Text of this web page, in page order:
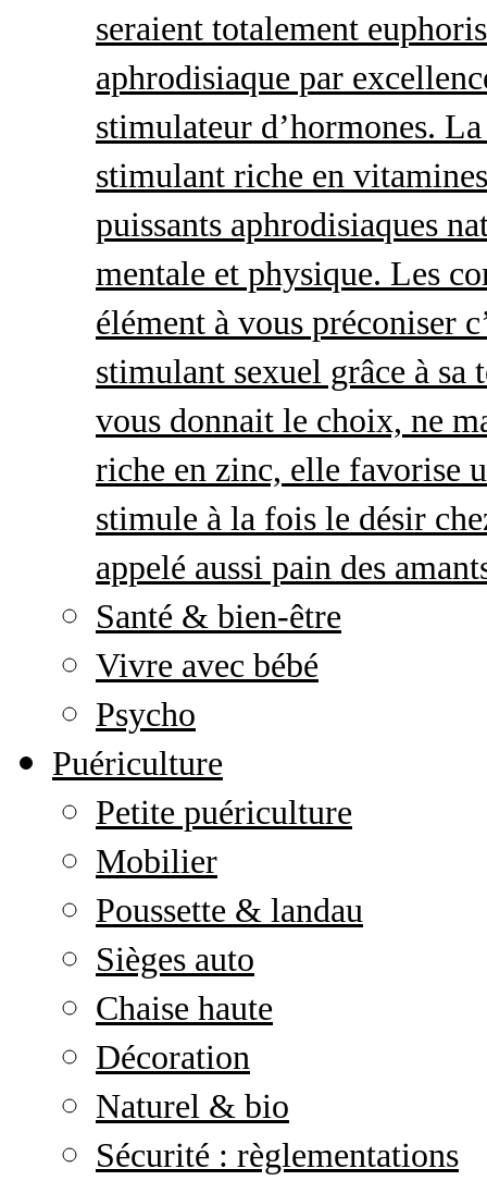
seraient totalement
aphrodisiaque par
stimulateur d’hormones.
stimulant riche en
puissants aphrodisiaques
mentale et physique. Les
élément à vous préconiser
stimulant sexuel grâce à sa
vous donnait le choix, ne
riche en zinc, elle favorise
stimule à la fois le désir
appelé aussi pain des
Santé & bien-être
Vivre avec bébé
Psycho
Puériculture
Petite puériculture
Mobilier
Poussette & landau
Sièges auto
Chaise haute
Décoration
Naturel & bio
Sécurité : règlementations